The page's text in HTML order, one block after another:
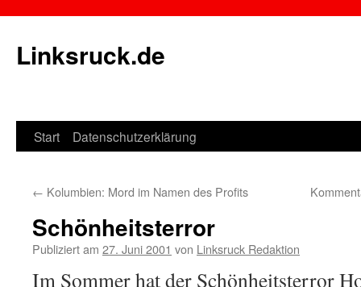
Linksruck.de
Springe
Inhalt
Start Datenschutzerklärung
← Kolumbien: Mord im Namen des Profits
Schönheitsterror
Publiziert am 27. Juni 2001 von Linksruck Redaktion
Im Sommer hat der Schönheitsterror